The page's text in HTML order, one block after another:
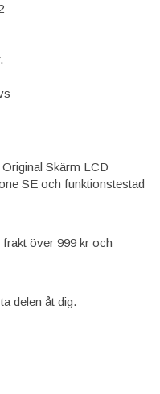
Skärm LCD
SE och funktionstestad
över 999 kr och
delen åt dig.